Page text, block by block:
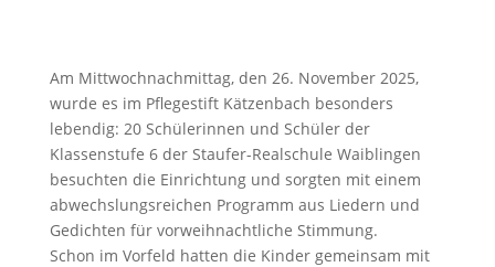
Am Mittwochnachmittag, den 26. November 2025,
wurde es im Pflegestift Kätzenbach besonders
lebendig: 20 Schülerinnen und Schüler der
Klassenstufe 6 der Staufer-Realschule Waiblingen
besuchten die Einrichtung und sorgten mit einem
abwechslungsreichen Programm aus Liedern und
Gedichten für vorweihnachtliche Stimmung.
Schon im Vorfeld hatten die Kinder gemeinsam mit